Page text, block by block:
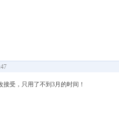
受，只用了不到3月的时间！